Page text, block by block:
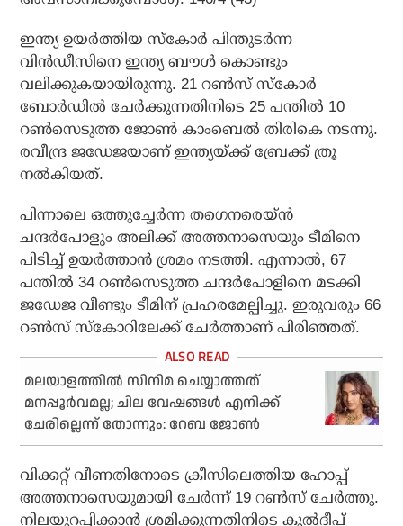
ഇന്ത്യ ഉയര്‍ത്തിയ സ്‌കോര്‍ പിന്തുടര്‍ന്ന
വിന്‍ഡീസിനെ ഇന്ത്യ ബൗള്‍ കൊണ്ടും
വലിക്കുകയായിരുന്നു. 21 റണ്‍സ് സ്‌കോര്‍
ബോര്‍ഡില്‍ ചേര്‍ക്കുന്നതിനിടെ 25 പന്തില്‍ 10
റണ്‍സെടുത്ത ജോണ്‍ കാംബെല്‍ തിരികെ നടന്നു.
രവീന്ദ്ര ജഡേജയാണ് ഇന്ത്യയ്ക്ക് ബ്രേക്ക് ത്രൂ
നല്‍കിയത്.
പിന്നാലെ ഒത്തുച്ചേര്‍ന്ന തഗെനരെയ്ന്‍
ചന്ദര്‍പോളും അലിക്ക് അത്തനാസെയും ടീമിനെ
പിടിച്ച് ഉയര്‍ത്താന്‍ ശ്രമം നടത്തി. എന്നാല്‍, 67
പന്തില്‍ 34 റണ്‍സെടുത്ത ചന്ദര്‍പോളിനെ മടക്കി
ജഡേജ വീണ്ടും ടീമിന് പ്രഹരമേല്പിച്ചു. ഇരുവരും 66
റണ്‍സ് സ്‌കോറിലേക്ക് ചേര്‍ത്താണ് പിരിഞ്ഞത്.
മലയാളത്തില്‍ സിനിമ ചെയ്യാത്തത്
മനപ്പൂര്‍വമല്ല; ചില വേഷങ്ങള്‍ എനിക്ക്
ചേരില്ലെന്ന് തോന്നും: റേബ ജോണ്‍
വിക്കറ്റ് വീണതിനോടെ ക്രീസിലെത്തിയ ഹോപ്പ്
അത്തനാസെയുമായി ചേര്‍ന്ന് 19 റണ്‍സ് ചേര്‍ത്തു.
നിലയുറപ്പിക്കാന്‍ ശ്രമിക്കുന്നതിനിടെ കുല്‍ദീപ്